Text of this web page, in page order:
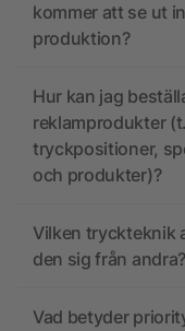
kommer att se ut
produktion?
Hur kan jag
reklamprodukter
tryckpositioner,
och produkter)?
Vilken tryckteknik
den sig från andra?
Vad betyder